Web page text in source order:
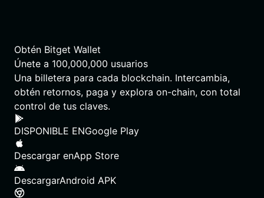
Obtén Bitget Wallet
Únete a 100,000,000 usuarios
Una billetera para cada blockchain. Intercambia,
obtén retornos, paga y explora on-chain, con total
control de tus claves.
DISPONIBLE ENGoogle Play
Descargar enApp Store
DescargarAndroid APK